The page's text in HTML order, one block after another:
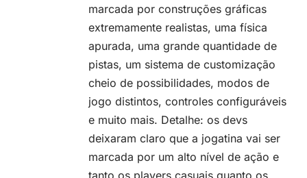
marcada por construções gráficas
extremamente realistas, uma física
apurada, uma grande quantidade de
pistas, um sistema de customização
cheio de possibilidades, modos de
jogo distintos, controles configuráveis
e muito mais. Detalhe: os devs
deixaram claro que a jogatina vai ser
marcada por um alto nível de ação e
tanto os players casuais quanto os